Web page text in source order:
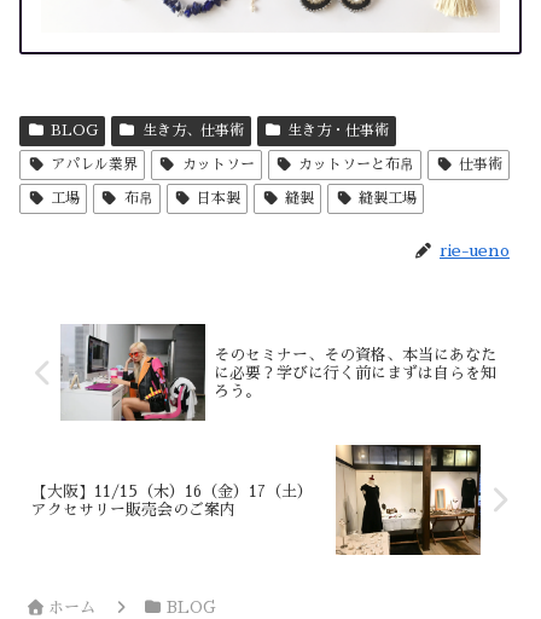
BLOG 生き方、仕事術 生き方・仕事術
アパレル業界 カットソー カットソーと布帛 仕事術
工場 布帛 日本製 縫製 縫製工場
rie-ueno
そのセミナー、その資格、本当にあなた
に必要？学びに行く前にまずは自らを知
ろう。
【大阪】11/15（木）16（金）17（土）
アクセサリー販売会のご案内
ホーム BLOG